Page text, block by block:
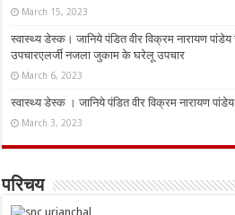
March 15, 2023
स्वास्थ्य डेस्क। जानिये पंडित वीर विक्रम नारायण
उपचारएलर्जी नजला जुकाम के घरेलू उपचार
March 6, 2023
स्वास्थ्य डेस्क । जानिये पंडित वीर विक्रम नारायण
March 3, 2023
परिचय